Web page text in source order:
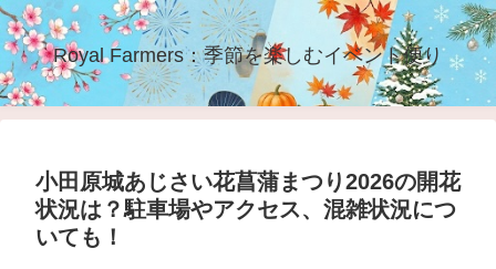
Royal Farmers：季節を楽しむイベント便り
小田原城あじさい花菖蒲まつり2026の開花
状況は？駐車場やアクセス、混雑状況につ
いても！